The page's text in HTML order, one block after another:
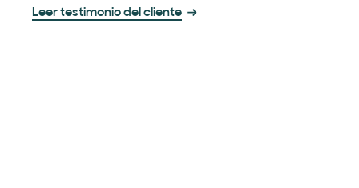
Leer testimonio del cliente